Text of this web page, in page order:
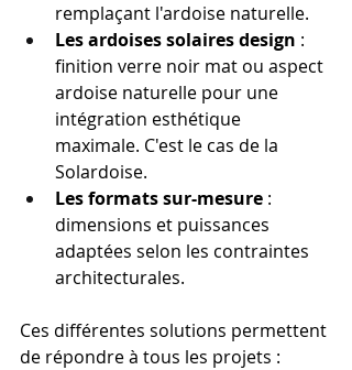
remplaçant l'ardoise naturelle.
Les ardoises solaires design :
finition verre noir mat ou aspect
ardoise naturelle pour une
intégration esthétique
maximale. C'est le cas de la
Solardoise.
Les formats sur-mesure :
dimensions et puissances
adaptées selon les contraintes
architecturales.
Ces différentes solutions permettent
de répondre à tous les projets :